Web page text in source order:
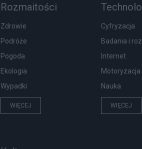
Rozmaitości
Zdrowie
Podróże
Pogoda
Ekologia
Wypadki
WIĘCEJ
Cyfryzacja
Badania i
Internet
Motoryzacja
Nauka
WIĘCEJ